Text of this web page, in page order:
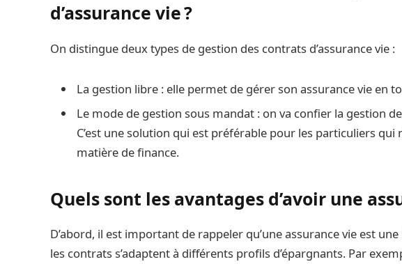
d’assurance vie ?
On distingue deux types de gestion des contrats d’assurance vie :
La gestion libre : elle permet de gérer son assurance vie en
Le mode de gestion sous mandat : on va confier la gestion
C’est une solution qui est préférable pour les particuliers qui
matière de finance.
Quels sont les avantages d’avoir une
D’abord, il est important de rappeler qu’une assurance vie est
les contrats s’adaptent à différents profils d’épargnants. Par